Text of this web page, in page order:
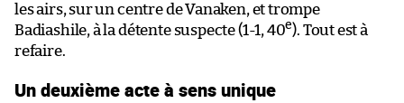
les airs, sur un centre de Vanaken, et trompe
Badiashile, à la détente suspecte (1-1, 40e). Tout est à
refaire.
Un deuxième acte à sens unique